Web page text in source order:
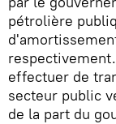
pétrolière
effectuer de
secteur public
de la part du